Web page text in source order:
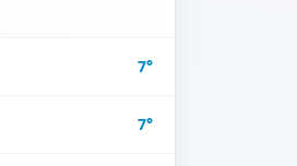
7°
7°